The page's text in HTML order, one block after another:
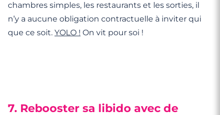
chambres simples, les restaurants et les sorties, il
n’y a aucune obligation contractuelle à inviter qui
que ce soit. YOLO ! On vit pour soi !
7. Rebooster sa libido avec de